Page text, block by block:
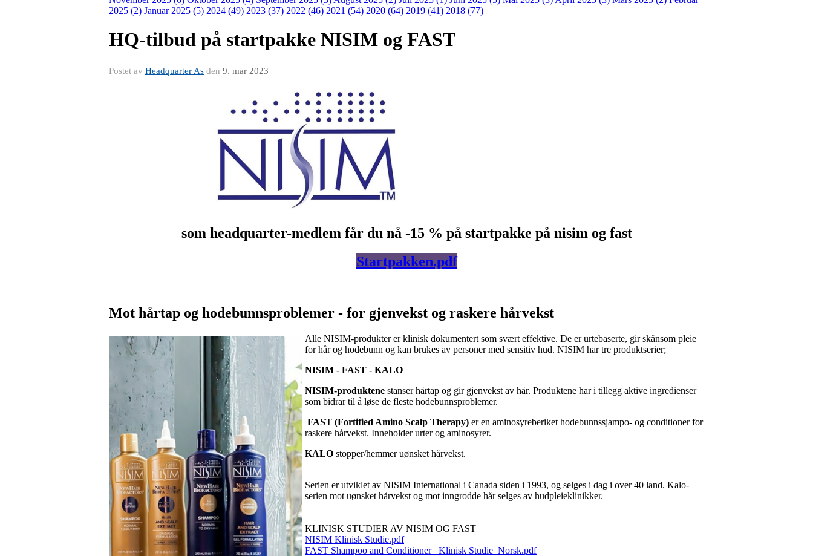
2025 (2) Januar 2025 (5) 2024 (49) 2023 (37) 2022 (46) 2021 (54) 2020 (64) 2019 (41) 2018 (77)
HQ-tilbud på startpakke NISIM og FAST
Postet av Headquarter As den 9. mar 2023
som headquarter-medlem får du nå -15 % på startpakke på nisim og fast
Startpakken.pdf
Mot hårtap og hodebunnsproblemer - for gjenvekst og raskere hårvekst
Alle NISIM-produkter er klinisk dokumentert som svært effektive. De er urtebaserte, gir skånsom pleie
for hår og hodebunn og kan brukes av personer med sensitiv hud. NISIM har tre produktserier;
NISIM - FAST - KALO
NISIM-produktene stanser hårtap og gir gjenvekst av hår. Produktene har i tillegg aktive ingredienser
som bidrar til å løse de fleste hodebunnsproblemer.
FAST (Fortified Amino Scalp Therapy) er en aminosyreberiket hodebunnssjampo- og conditioner for
raskere hårvekst. Inneholder urter og aminosyrer.
KALO stopper/hemmer uønsket hårvekst.
Serien er utviklet av NISIM International i Canada siden i 1993, og selges i dag i over 40 land. Kalo-
serien mot uønsket hårvekst og mot inngrodde hår selges av hudpleieklinikker.
KLINISK STUDIER AV NISIM OG FAST
NISIM Klinisk Studie.pdf
FAST Shampoo and Conditioner _Klinisk Studie_Norsk.pdf